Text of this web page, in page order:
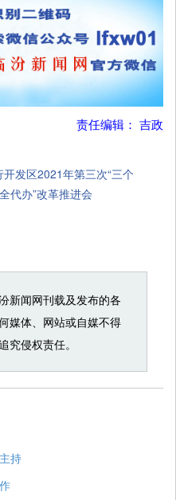
责任编辑： 吉政
发区2021年第三次“三个
代办”改革推进会
新闻网刊载及发布的各
媒体、网站或自媒不得
究侵权责任。
持